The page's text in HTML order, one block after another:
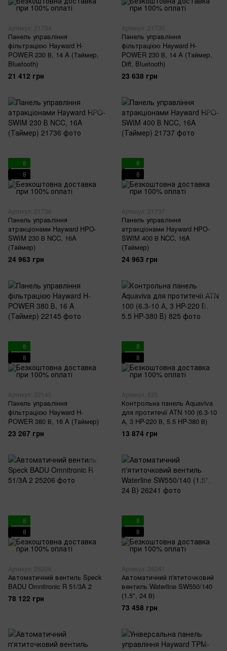
Артикул: 21734
Панель управління
фільтрацією Hayward H-
POWER 230 В, 14 A (Таймер,
Bluetooth)
21 412 грн
Артикул: 21735
Панель управління
фільтрацією Hayward H-
POWER 230 В, 14 A (Таймер,
Diff, Bluetooth)
23 638 грн
8
8
Артикул: 21736
Панель управління
атракціонами Hayward HPO-
SWIM 230 В NCC, 16A
(Таймер)
24 963 грн
8
8
Артикул: 21737
Панель управління
атракціонами Hayward HPO-
SWIM 400 В NCC, 16A
(Таймер)
24 963 грн
8
8
Артикул: 22145
Панель управління
фільтрацією Hayward H-
POWER 380 В, 16 A (Таймер)
23 267 грн
8
8
Артикул: 825
Контрольна панель Aquaviva
для протитечії ATN 100 (6.3-10
А, 3 HP-220 В, 5.5 HP-380 В)
13 874 грн
8
8
Артикул: 25206
Автоматичний вентиль Speck
BADU Omnitronic R 51/3A 2
78 122 грн
8
8
Артикул: 26241
Автоматичний п'ятиточковий
вентиль Waterline SW550/140
(1.5", 24 В)
73 458 грн